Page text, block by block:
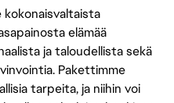
kokonaisvaltaista
elämää
ja taloudellista sekä
Pakettimme
tarpeita, ja niihin voi